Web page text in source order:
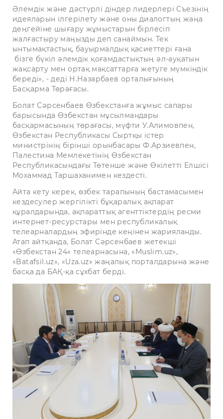
Әлемдік және дәстүрлі діндер лидерлері Съезінің
идеяларын ілгерілету және оны диалогтың жаңа
деңгейіне шығару жұмыстарын бірлесіп
жалғастыру маңызды деп санаймын. Тек
ынтымақтастық, бауырмалдық қасиеттері ғана
бізге бүкіл әлемдік қоғамдастықтың әл-ауқатын
жақсарту мен ортақ мақсаттарға жетуге мүмкіндік
береді», - деді Н.Назарбаев орталығының
Басқарма Төрағасы.
Болат Сәрсенбаев Өзбекстанға жұмыс сапары
барысында Өзбекстан мұсылмандары
басқармасының төрағасы, мүфти У.Алимовпен,
Өзбекстан Республикасы Сыртқы істер
министрінің бірінші орынбасары Ф.Арзиевпен,
Палестина Мемлекетінің Өзбекстан
Республикасындағы Төтенше және Өкілетті Елшісі
Мохаммад Таршаханимен кездесті.
Айта кету керек, өзбек тарапының бастамасымен
кездесулер жергілікті бұқаралық ақпарат
құралдарында, ақпараттық агенттіктердің ресми
интернет-ресурстары мен республикалық
телеарналардың эфирінде кеңінен жарияланды.
Атап айтқанда, Болат Сәрсенбаев жетекші
«Өзбекстан 24» телеарнасына, «Muslim.uz»,
«Batafsil.uz», «Uza.uz» жаңалық порталдарына және
басқа да БАҚ-қа сұхбат берді.